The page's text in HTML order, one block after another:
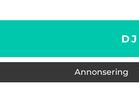
Annonsering